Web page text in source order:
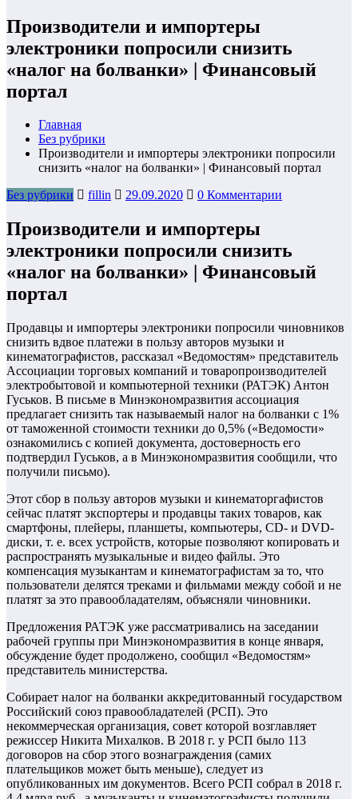
Производители и импортеры
электроники попросили снизить
«налог на болванки» | Финансовый
портал
Главная
Без рубрики
Производители и импортеры электроники попросили
снизить «налог на болванки» | Финансовый портал
Без рубрики
fillin 29.09.2020 0 Комментарии
Производители и импортеры
электроники попросили снизить
«налог на болванки» | Финансовый
портал
Продавцы и импортеры электроники попросили чиновников
снизить вдвое платежи в пользу авторов музыки и
кинематографистов, рассказал «Ведомостям» представитель
Ассоциации торговых компаний и товаропроизводителей
электробытовой и компьютерной техники (РАТЭК) Антон
Гуськов. В письме в Минэкономразвития ассоциация
предлагает снизить так называемый налог на болванки с 1%
от таможенной стоимости техники до 0,5% («Ведомости»
ознакомились с копией документа, достоверность его
подтвердил Гуськов, а в Минэкономразвития сообщили, что
получили письмо).
Этот сбор в пользу авторов музыки и кинематоргафистов
сейчас платят экспортеры и продавцы таких товаров, как
смартфоны, плейеры, планшеты, компьютеры, CD- и DVD-
диски, т. е. всех устройств, которые позволяют копировать и
распространять музыкальные и видео файлы. Это
компенсация музыкантам и кинематографистам за то, что
пользователи делятся треками и фильмами между собой и не
платят за это правообладателям, объясняли чиновники.
Предложения РАТЭК уже рассматривались на заседании
рабочей группы при Минэкономразвития в конце января,
обсуждение будет продолжено, сообщил «Ведомостям»
представитель министерства.
Собирает налог на болванки аккредитованный государством
Российский союз правообладателей (РСП). Это
некоммерческая организация, совет которой возглавляет
режиссер Никита Михалков. В 2018 г. у РСП было 113
договоров на сбор этого вознаграждения (самих
плательщиков может быть меньше), следует из
опубликованных им документов. Всего РСП собрал в 2018 г.